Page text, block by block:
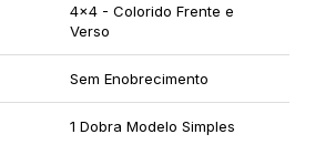
4x4 - Colorido Frente e
Verso
Sem Enobrecimento
1 Dobra Modelo Simples